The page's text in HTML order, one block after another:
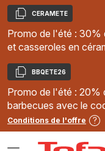
Copier
CERAMETE
Promo de l'été : 30%
et casseroles en
Copier
BBQETE26
Promo de l'été : 20%
barbecues avec le
Conditions de l'offre